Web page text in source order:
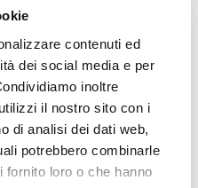
contenuti ed
dei social media e per
inoltre
il nostro sito con i
di analisi dei dati web,
potrebbero combinarle
loro o che hanno
Comunicazione
indicato sul sito, senza
e professionale.
acqui..